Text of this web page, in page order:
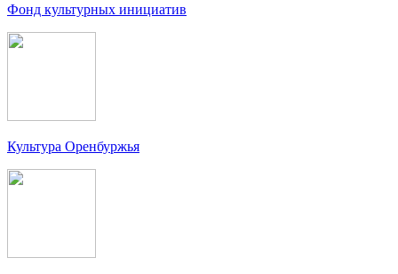
Фонд культурных инициатив
Культура Оренбуржья